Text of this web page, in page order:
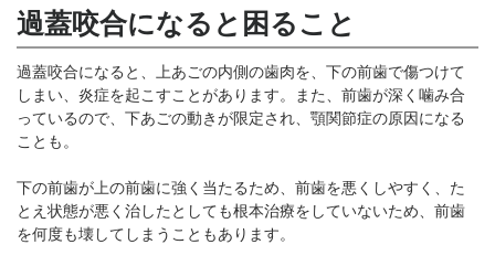
過蓋咬合になると困ること
過蓋咬合になると、上あごの内側の歯肉を、下の前歯で傷つけて
しまい、炎症を起こすことがあります。また、前歯が深く噛み合
っているので、下あごの動きが限定され、顎関節症の原因になる
ことも。
下の前歯が上の前歯に強く当たるため、前歯を悪くしやすく、た
とえ状態が悪く治したとしても根本治療をしていないため、前歯
を何度も壊してしまうこともあります。